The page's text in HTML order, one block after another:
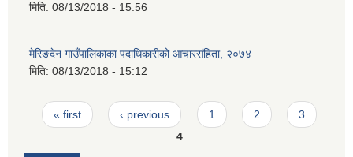
मिति: 08/13/2018 - 15:56
मेरिङदेन गाउँपालिकाका पदाधिकारीको आचारसंहिता, २०७४
मिति: 08/13/2018 - 15:12
Pages
« first ‹ previous 1 2
3
4